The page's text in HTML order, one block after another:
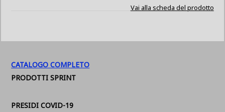
Vai alla scheda del prodotto
CATALOGO COMPLETO
PRODOTTI SPRINT
PRESIDI COVID-19